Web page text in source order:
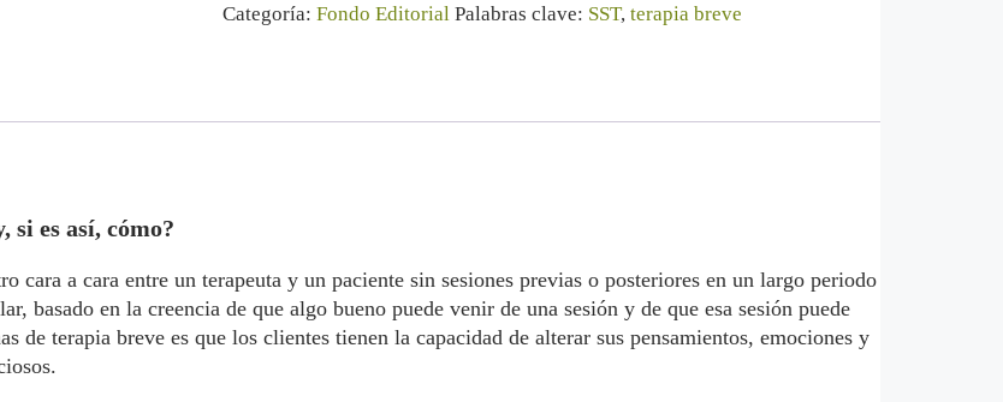
Categoría: Fondo Editorial Palabras clave: SST, terapia breve
si es así, cómo?
cara a cara entre un terapeuta y un paciente sin sesiones previas o posteriores en un largo periodo
basado en la creencia de que algo bueno puede venir de una sesión y de que esa sesión puede
de terapia breve es que los clientes tienen la capacidad de alterar sus pensamientos, emociones y